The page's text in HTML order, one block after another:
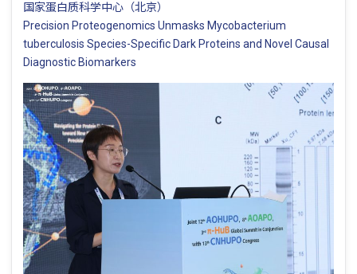
国家蛋白质科学中心（北京）
Precision Proteogenomics Unmasks Mycobacterium
tuberculosis Species-Specific Dark Proteins and Novel Causal
Diagnostic Biomarkers